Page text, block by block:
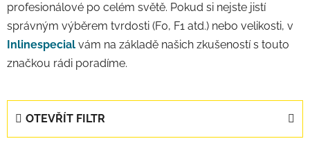
profesionálové po celém světě. Pokud si nejste jistí
správným výběrem tvrdosti (F0, F1 atd.) nebo velikosti, v
Inlinespecial vám na základě našich zkušeností s touto
značkou rádi poradíme.
OTEVŘÍT FILTR